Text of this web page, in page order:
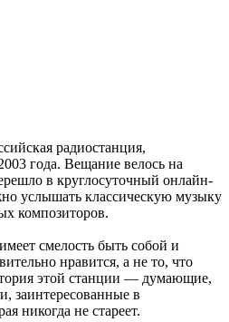
радиостанция,
года. Вещание велось на
в круглосуточный онлайн-
услышать классическую музыку
композиторов.
смелость быть собой и
нравится, а не то, что
этой станции — думающие,
заинтересованные в
никогда не стареет.